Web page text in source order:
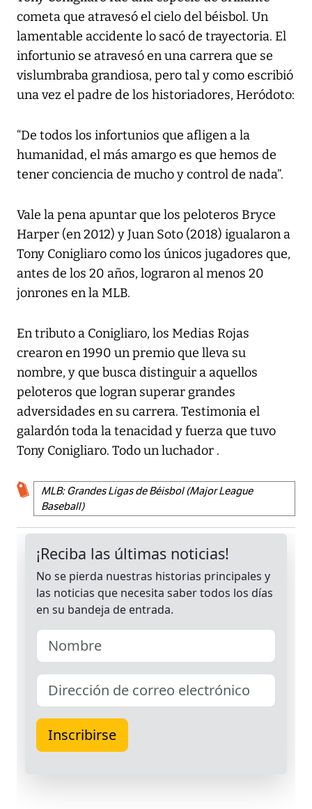
cometa que atravesó el cielo del béisbol. Un
lamentable accidente lo sacó de trayectoria. El
infortunio se atravesó en una carrera que se
vislumbraba grandiosa, pero tal y como escribió
una vez el padre de los historiadores, Heródoto:
“De todos los infortunios que afligen a la
humanidad, el más amargo es que hemos de
tener conciencia de mucho y control de nada”.
Vale la pena apuntar que los peloteros Bryce
Harper (en 2012) y Juan Soto (2018) igualaron a
Tony Conigliaro como los únicos jugadores que,
antes de los 20 años, lograron al menos 20
jonrones en la MLB.
En tributo a Conigliaro, los Medias Rojas
crearon en 1990 un premio que lleva su
nombre, y que busca distinguir a aquellos
peloteros que logran superar grandes
adversidades en su carrera. Testimonia el
galardón toda la tenacidad y fuerza que tuvo
Tony Conigliaro. Todo un luchador .
MLB: Grandes Ligas de Béisbol (Major League
Baseball)